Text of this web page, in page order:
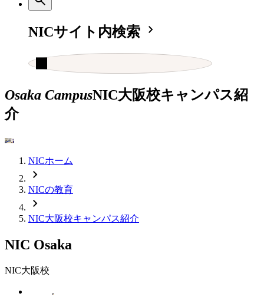
NICサイト内検索
検索キーワード入力
Osaka CampusNIC大阪校キャンパス紹
介
NICホーム
NICの教育
NIC大阪校キャンパス紹介
NIC Osaka
NIC大阪校